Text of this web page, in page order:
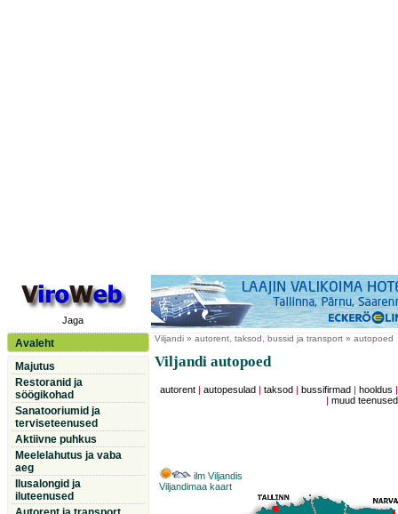
Jaga
Avaleht
Majutus
Restoranid ja
söögikohad
Sanatooriumid ja
terviseteenused
Aktiivne puhkus
Meelelahutus ja vaba
aeg
Ilusalongid ja
iluteenused
Viljandi » autorent, taksod, bussid ja transport » autopoed
Viljandi autopoed
autorent| autopesulad taksod bussifirmad hooldus
|muud teenused
ilm Viljandis
Viljandimaa kaart